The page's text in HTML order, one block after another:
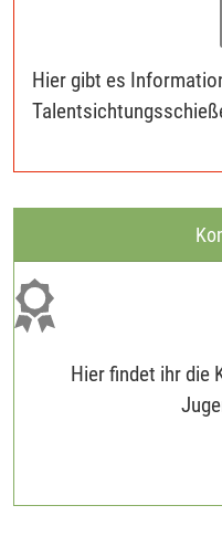
Hier gibt es
Hier findet ihr die